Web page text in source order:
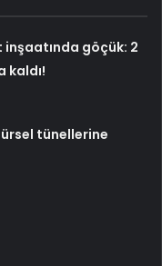
göçük: 2
kaldı!
tünellerine